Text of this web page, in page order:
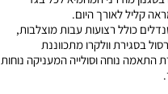
קליל לאורך היום.
כולל רצועות עבות מוצלבות,
בסגירת וולקרו מתכווננת
נוחה וסולייה המעניקה נוחות